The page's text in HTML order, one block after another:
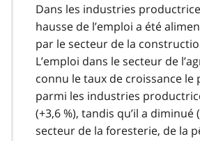
Dans les industries
hausse de l’emploi a été
par le secteur de la
L’emploi dans le secteur de
connu le taux de croissance le
parmi les industries
(+3,6 %), tandis qu’il a diminué
secteur de la foresterie, de la